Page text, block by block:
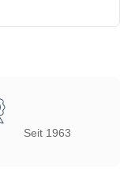
Seit 1963